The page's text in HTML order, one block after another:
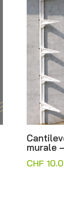
murale
CHF